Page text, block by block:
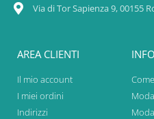
Via di Tor Sapienza 9, 00155
AREA CLIENTI
Il mio account
I miei ordini
Indirizzi